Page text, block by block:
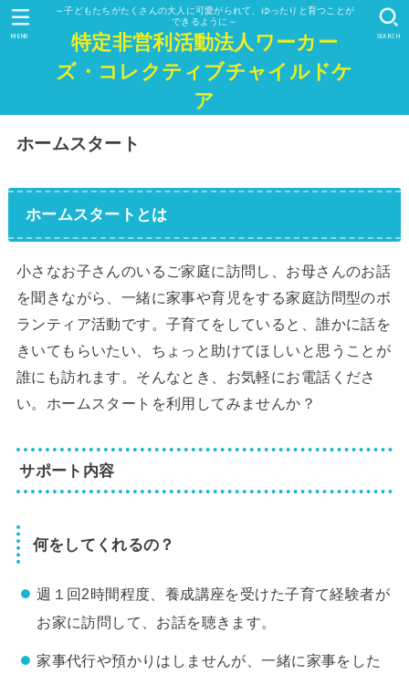
～子どもたちがたくさんの大人に可愛がられて、ゆったりと育つことが
できるように～
特定非営利活動法人ワーカー
ズ・コレクティブチャイルドケ
ア
SEARCH
MENU
ホームスタート
ホームスタートとは
小さなお子さんのいるご家庭に訪問し、お母さんのお話
を聞きながら、一緒に家事や育児をする家庭訪問型のボ
ランティア活動です。子育てをしていると、誰かに話を
きいてもらいたい、ちょっと助けてほしいと思うことが
誰にも訪れます。そんなとき、お気軽にお電話くださ
い。ホームスタートを利用してみませんか？
サポート内容
何をしてくれるの？
週１回2時間程度、養成講座を受けた子育て経験者が
お家に訪問して、お話を聴きます。
家事代行や預かりはしませんが、一緒に家事をした